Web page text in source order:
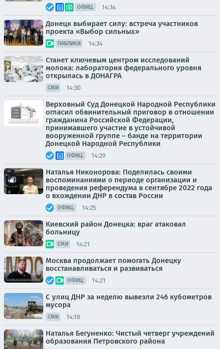
ОФИЦ. 14:34
Донецк выбирает силу: встреча участников
проекта «Выбор сильных»
ПАБЛИКИ 14:34
Станет ключевым центром исследований
молока: лаборатория федерального уровня
открылась в ДОНАГРА
СМИ 14:30
Верховный Суд Донецкой Народной Республики
огласил обвинительный приговор в отношении
гражданина Российской Федерации,
принимавшего участие в устойчивой
вооруженной группе – банде на территории
Донецкой Народной Республики
ОФИЦ. 14:29
Наталья Никонорова: Поделилась своими
воспоминаниями о периоде организации и
проведения референдума в сентябре 2022 года
о вхождении ДНР в состав России
ОФИЦ. 14:25
Киевский район Донецка: враг атаковал
больницу
СМИ 14:21
Москва продолжает помогать Донецку
восстанавливаться и развиваться
ОФИЦ. 14:21
С улиц ДНР за неделю вывезли 246 кубометров
мусора
СМИ 14:18
Наталья Бегуненко: Чистый четверг учреждений
образования Петровского района